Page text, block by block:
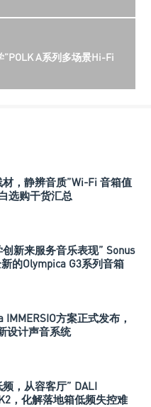
A系列多场景Hi-Fi
，静辨音质”Wi-Fi 音箱值
选购干货汇总
新来服务音乐表现” Sonus
的Olympica G3系列音箱
IMMERSIO方案正式发布，
设计声音系统
，从容客厅” DALI
，化解落地箱低频失控难